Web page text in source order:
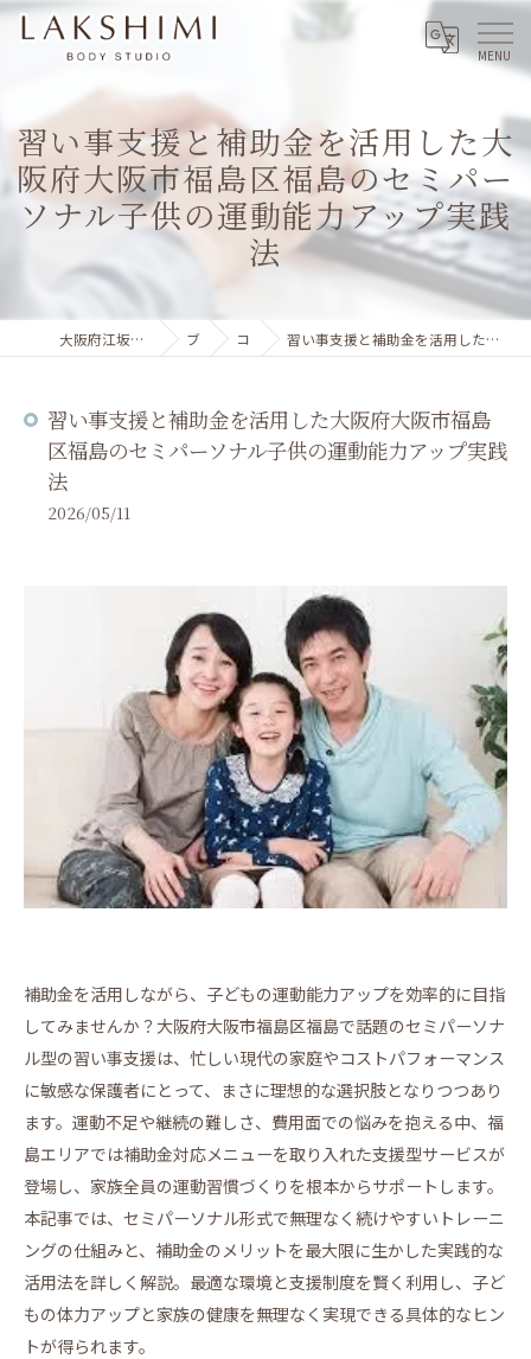
習い事支援と補助金を活用した大
阪府大阪市福島区福島のセミパー
ソナル子供の運動能力アップ実践
法
大阪府江坂のパーソナルジムならLAKSHIMI ブログ コラム 習い事支援と補助金を活用した大阪府大阪市福島区福島のセミパーソナル子供の運動能力アップ実践法
習い事支援と補助金を活用した大阪府大阪市福島
区福島のセミパーソナル子供の運動能力アップ実践
法
2026/05/11
補助金を活用しながら、子どもの運動能力アップを効率的に目指
してみませんか？大阪府大阪市福島区福島で話題のセミパーソナ
ル型の習い事支援は、忙しい現代の家庭やコストパフォーマンス
に敏感な保護者にとって、まさに理想的な選択肢となりつつあり
ます。運動不足や継続の難しさ、費用面での悩みを抱える中、福
島エリアでは補助金対応メニューを取り入れた支援型サービスが
登場し、家族全員の運動習慣づくりを根本からサポートします。
本記事では、セミパーソナル形式で無理なく続けやすいトレーニ
ングの仕組みと、補助金のメリットを最大限に生かした実践的な
活用法を詳しく解説。最適な環境と支援制度を賢く利用し、子ど
もの体力アップと家族の健康を無理なく実現できる具体的なヒン
トが得られます。